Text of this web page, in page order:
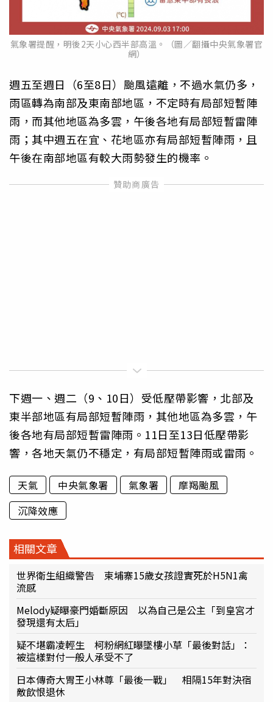
氣象署提醒，明後2天小心西半部高溫。（圖／翻攝中央氣象署官
網）
週五至週日（6至8日）颱風遠離，不過水氣仍多，
雨區轉為南部及東南部地區，不定時有局部短暫陣
雨，而其他地區為多雲，午後各地有局部短暫雷陣
雨；其中週五在宜、花地區亦有局部短暫陣雨，且
午後在南部地區有較大雨勢發生的機率。
下週一、週二（9、10日）受低壓帶影響，北部及
東半部地區有局部短暫陣雨，其他地區為多雲，午
後各地有局部短暫雷陣雨。11日至13日低壓帶影
響，各地天氣仍不穩定，有局部短暫陣雨或雷雨。
天氣 中央氣象署 氣象署
摩羯颱風
沉降效應
相關文章
世界衛生組織警告 柬埔寨15歲女孩證實死於H5N1禽
流感
Melody疑曝豪門婚斷原因 以為自己是公主「到皇宮才
發現還有太后」
疑不堪霸凌輕生 柯粉網紅曝墜樓小草「最後對話」：
被這樣對付一般人承受不了
日本傳奇大胃王小林尊「最後一戰」 相隔15年對決宿
敵飲恨退休